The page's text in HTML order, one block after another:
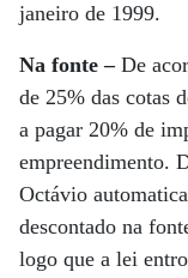
janeiro de 1999.
Na fonte –De
de 25% das cotas
a pagar 20% de
empreendimento.
Octávio
descontado na
logo que a lei